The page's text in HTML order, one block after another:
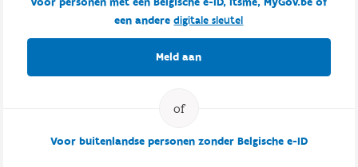
een anderedigitale sleutel
Meld aan
Voor buitenlandse personen zonder Belgische e-ID